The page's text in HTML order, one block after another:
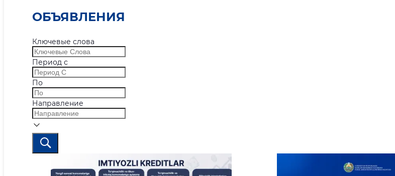
ОБЪЯВЛЕНИЯ
Ключевые слова
Период с
По
Направление